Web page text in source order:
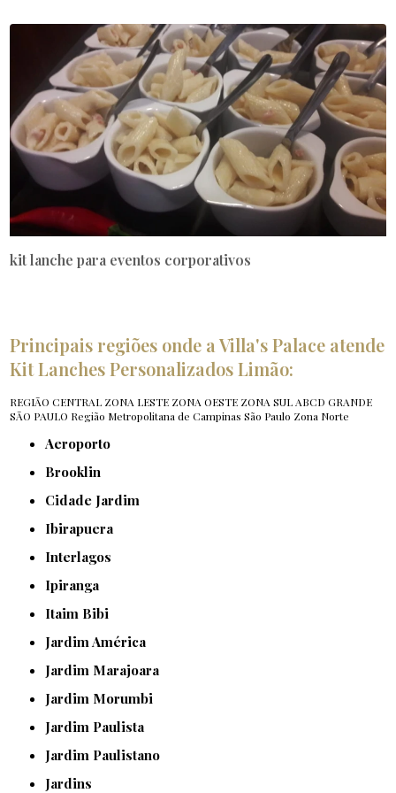
kit lanche para eventos corporativos
Principais regiões onde a Villa's Palace atende
Kit Lanches Personalizados Limão:
REGIÃO CENTRAL ZONA LESTE ZONA OESTE ZONA SUL ABCD GRANDE
SÃO PAULO Região Metropolitana de Campinas São Paulo Zona Norte
Aeroporto
Brooklin
Cidade Jardim
Ibirapuera
Interlagos
Ipiranga
Itaim Bibi
Jardim América
Jardim Marajoara
Jardim Morumbi
Jardim Paulista
Jardim Paulistano
Jardins